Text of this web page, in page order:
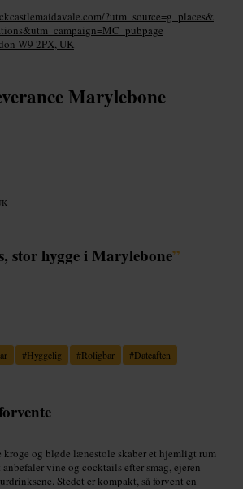
?utm_source=g_places&
W9 2PX, UK
Marylebone
stor hygge i Marylebone”
#Hyggelig #Roligbar #Dateaften
kroge og bløde lænestole skaber et hjemligt rum
vine og cocktails efter smag, ejeren
Stedet er kompakt, så forvent en